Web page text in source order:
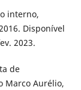
interno,
Disponível
2023.
de
Marco Aurélio,